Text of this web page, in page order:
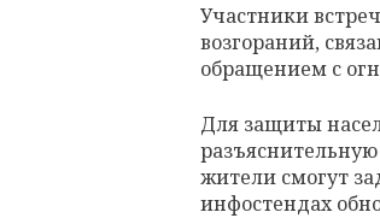
Участники
возгораний,
обращением с
Для защиты
жители смогут
инфостендах